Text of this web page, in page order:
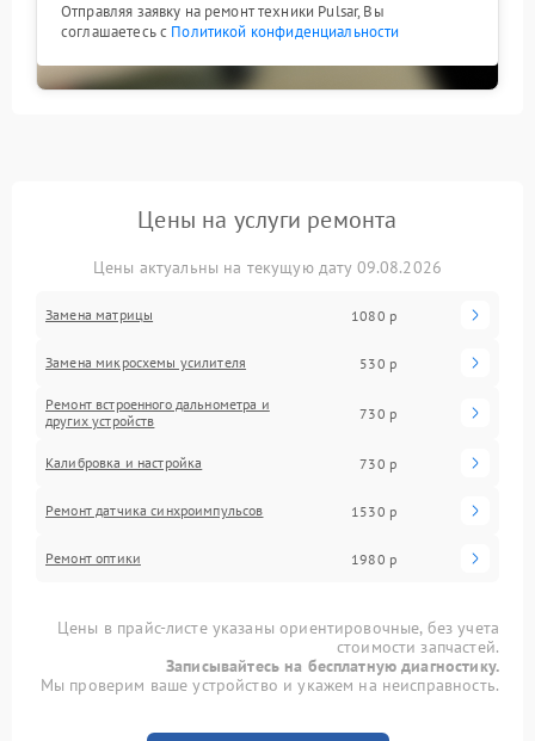
Отправляя заявку на ремонт техники Pulsar, Вы
соглашаетесь с Политикой конфиденциальности
Цены на услуги ремонта
Цены актуальны на текущую дату 09.08.2026
Замена матрицы 1080 р
Замена микросхемы усилителя 530 р
Ремонт встроенного дальнометра и
других устройств
730 р
Калибровка и настройка 730 р
Ремонт датчика синхроимпульсов 1530 р
Ремонт оптики 1980 р
Цены в прайс-листе указаны ориентировочные, без учета
стоимости запчастей.
Записывайтесь на бесплатную диагностику.
Мы проверим ваше устройство и укажем на неисправность.